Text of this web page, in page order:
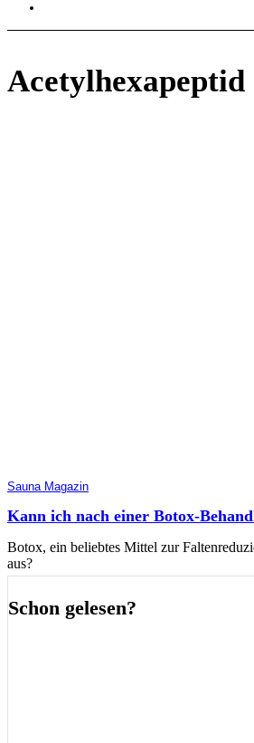
Acetylhexapeptid
Sauna Magazin
Kann ich nach einer Botox-
Botox, ein beliebtes Mittel zur
aus?
Schon gelesen?